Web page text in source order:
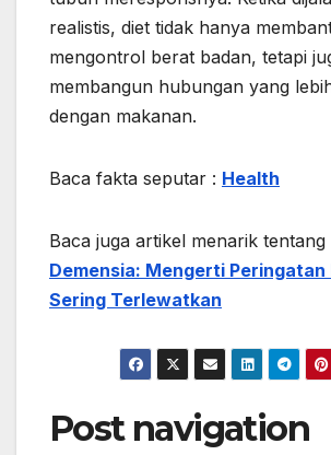
realistis, diet tidak hanya
mengontrol berat badan, tetapi
membangun hubungan yang
dengan makanan.
Baca fakta seputar : Health
Baca juga artikel menarik tentang
Demensia: Mengerti Peringatan
Sering Terlewatkan
Post navigation